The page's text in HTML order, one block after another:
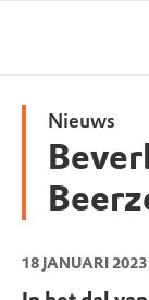
Nieuws
18 JANUARI 2023